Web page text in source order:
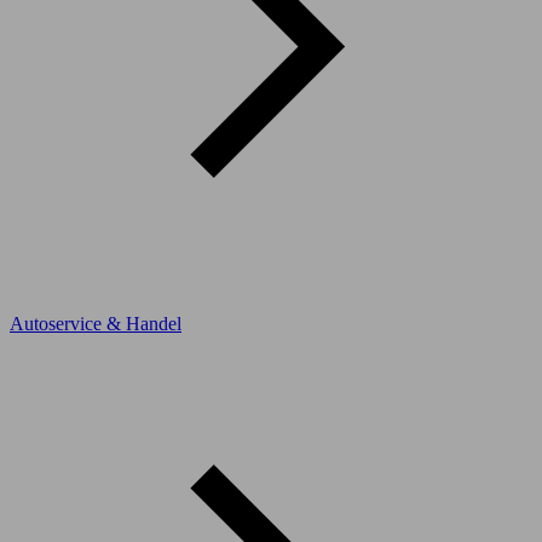
Autoservice & Handel